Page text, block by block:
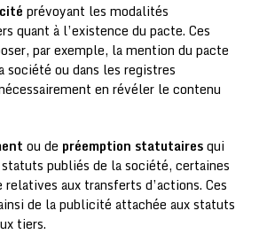
prévoyant les modalités
quant à l’existence du pacte. Ces
par exemple, la mention du pacte
société ou dans les registres
en révéler le contenu
ou de préemption statutairesqui
publiés de la société, certaines
aux transferts d’actions. Ces
de la publicité attachée aux statuts
tiers.